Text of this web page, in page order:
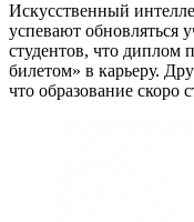
Искусственный
успевают
студентов, что диплом
билетом» в карьеру.
что образование скоро